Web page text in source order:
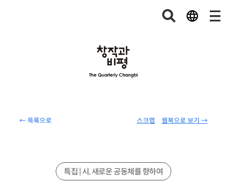
← 목록으로 웹북으로 보기 →
스크랩
특집 | 시, 새로운 공동체를 향하여